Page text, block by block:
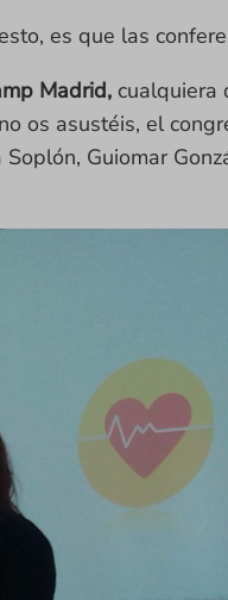
es que las
Madrid, cualquiera
os asustéis, el
Guiomar